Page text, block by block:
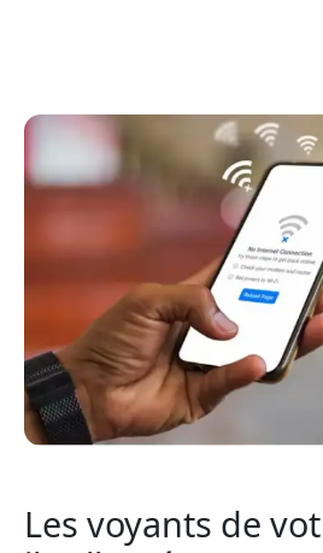
Les voyants de